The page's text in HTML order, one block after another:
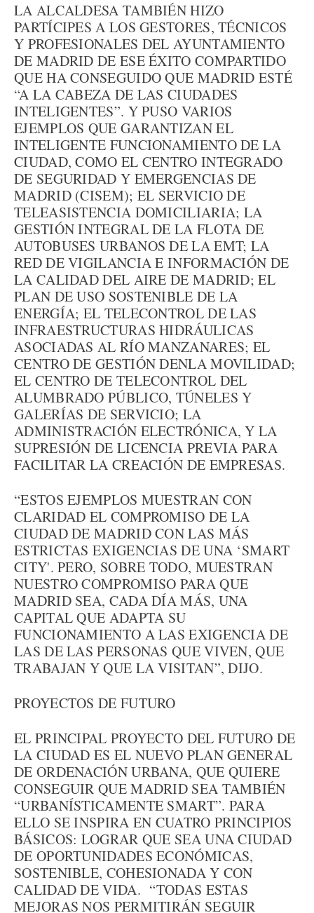
LA ALCALDESA TAMBIÉN HIZO
PARTÍCIPES A LOS GESTORES, TÉCNICOS
Y PROFESIONALES DEL AYUNTAMIENTO
DE MADRID DE ESE ÉXITO COMPARTIDO
QUE HA CONSEGUIDO QUE MADRID ESTÉ
“A LA CABEZA DE LAS CIUDADES
INTELIGENTES”. Y PUSO VARIOS
EJEMPLOS QUE GARANTIZAN EL
INTELIGENTE FUNCIONAMIENTO DE LA
CIUDAD, COMO EL CENTRO INTEGRADO
DE SEGURIDAD Y EMERGENCIAS DE
MADRID (CISEM); EL SERVICIO DE
TELEASISTENCIA DOMICILIARIA; LA
GESTIÓN INTEGRAL DE LA FLOTA DE
AUTOBUSES URBANOS DE LA EMT; LA
RED DE VIGILANCIA E INFORMACIÓN DE
LA CALIDAD DEL AIRE DE MADRID; EL
PLAN DE USO SOSTENIBLE DE LA
ENERGÍA; EL TELECONTROL DE LAS
INFRAESTRUCTURAS HIDRÁULICAS
ASOCIADAS AL RÍO MANZANARES; EL
CENTRO DE GESTIÓN DENLA MOVILIDAD;
EL CENTRO DE TELECONTROL DEL
ALUMBRADO PÚBLICO, TÚNELES Y
GALERÍAS DE SERVICIO; LA
ADMINISTRACIÓN ELECTRÓNICA, Y LA
SUPRESIÓN DE LICENCIA PREVIA PARA
FACILITAR LA CREACIÓN DE EMPRESAS.
“ESTOS EJEMPLOS MUESTRAN CON
CLARIDAD EL COMPROMISO DE LA
CIUDAD DE MADRID CON LAS MÁS
ESTRICTAS EXIGENCIAS DE UNA ‘SMART
CITY'. PERO, SOBRE TODO, MUESTRAN
NUESTRO COMPROMISO PARA QUE
MADRID SEA, CADA DÍA MÁS, UNA
CAPITAL QUE ADAPTA SU
FUNCIONAMIENTO A LAS EXIGENCIA DE
LAS DE LAS PERSONAS QUE VIVEN, QUE
TRABAJAN Y QUE LA VISITAN”, DIJO.
PROYECTOS DE FUTURO
EL PRINCIPAL PROYECTO DEL FUTURO DE
LA CIUDAD ES EL NUEVO PLAN GENERAL
DE ORDENACIÓN URBANA, QUE QUIERE
CONSEGUIR QUE MADRID SEA TAMBIÉN
“URBANÍSTICAMENTE SMART”. PARA
ELLO SE INSPIRA EN CUATRO PRINCIPIOS
BÁSICOS: LOGRAR QUE SEA UNA CIUDAD
DE OPORTUNIDADES ECONÓMICAS,
SOSTENIBLE, COHESIONADA Y CON
CALIDAD DE VIDA. “TODAS ESTAS
MEJORAS NOS PERMITIRÁN SEGUIR